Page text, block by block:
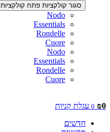
סגור קולקציות פתח קולקציות
Nodo
Essentials
Rondelle
Cuore
Nodo
Essentials
Rondelle
Cuore
₪0
0 עגלת קניות
חדשים